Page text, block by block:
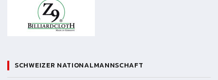
SCHWEIZER NATIONALMANNSCHAFT